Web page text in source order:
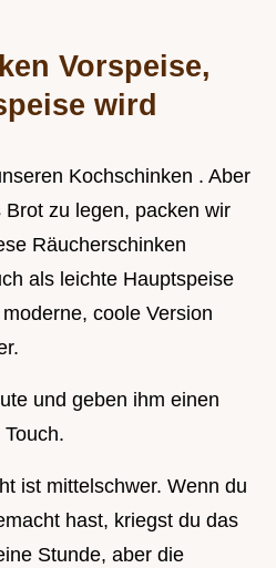
Vorspeise,
wird
Kochschinken . Aber
zu legen, packen wir
Räucherschinken
als leichte Hauptspeise
coole Version
und geben ihm einen
ist mittelschwer. Wenn du
hast, kriegst du das
Stunde, aber die